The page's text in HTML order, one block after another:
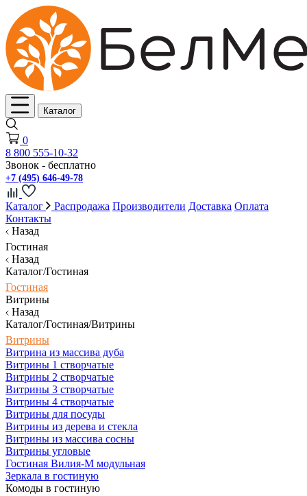
Каталог
0
8 800 555-10-32
Звонок - бесплатно
+7 (495) 646-49-78
Каталог Распродажа Производители Доставка Оплата
Контакты
Назад
Гостиная
Назад
Каталог/Гостиная
Гостиная
Витрины
Назад
Каталог/Гостиная/Витрины
Витрины
Витрина из массива дуба
Витрины 1 створчатые
Витрины 2 створчатые
Витрины 3 створчатые
Витрины 4 створчатые
Витрины для посуды
Витрины из дерева и стекла
Витрины из массива сосны
Витрины угловые
Гостиная Вилия-М модульная
Зеркала в гостиную
Комоды в гостиную